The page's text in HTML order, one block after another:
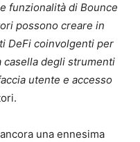
funzionalità di Bounce
possono creare in
DeFi coinvolgenti per
casella degli strumenti
utente e accesso
una ennesima